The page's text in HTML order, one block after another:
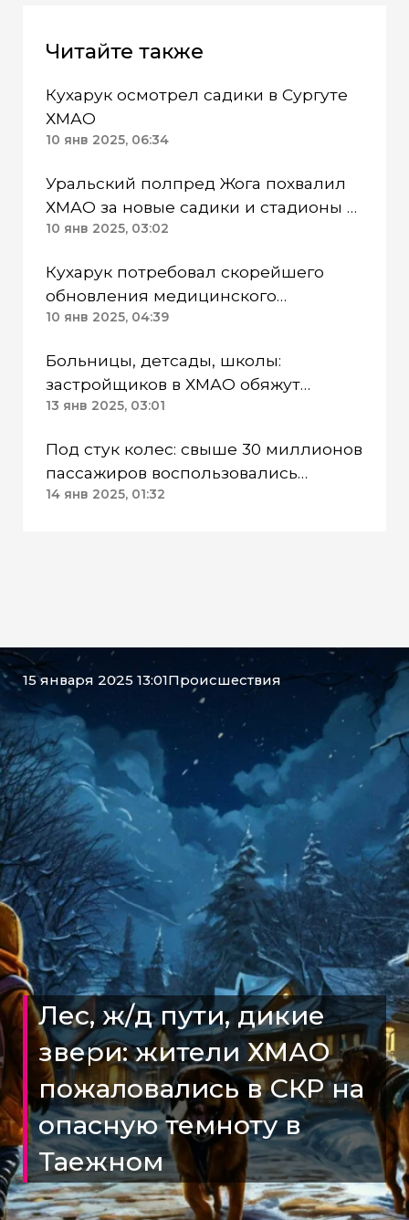
Читайте также
Кухарук осмотрел садики в Сургуте
ХМАО
10 янв 2025, 06:34
Уральский полпред Жога похвалил
ХМАО за новые садики и стадионы в
подшефной Макеевке
10 янв 2025, 03:02
Кухарук потребовал скорейшего
обновления медицинского
автопарка и вокзала в Сургуте ХМАО
10 янв 2025, 04:39
Больницы, детсады, школы:
застройщиков в ХМАО обяжут
возводить в новых ЖК всю
13 янв 2025, 03:01
Под стук колес: свыше 30 миллионов
пассажиров воспользовались
поездами в УрФО
14 янв 2025, 01:32
15 января 2025 13:01Происшествия
Лес, ж/д пути, дикие
звери: жители ХМАО
пожаловались в СКР на
опасную темноту в
Таежном